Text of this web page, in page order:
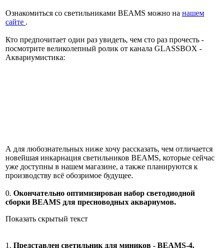
Ознакомиться со светильниками BEAMS можно на нашем
сайте .
Кто предпочитает один раз увидеть, чем сто раз прочесть -
посмотрите великолепный ролик от канала GLASSBOX -
Аквариумистика:
А для любознательных ниже хочу рассказать, чем отличается
новейшая инкарнация светильников BEAMS, которые сейчас
уже доступны в нашем магазине, а также планируются к
производству всё обозримое будущее.
0. Окончательно оптимизирован набор светодиодной
сборки BEAMS для пресноводных аквариумов.
Показать скрытый текст
1. Представлен светильник для миников - BEAMS-4.